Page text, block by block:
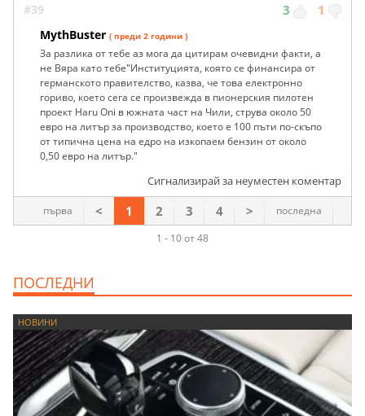
#39 3 1
MythBuster ( преди 2 години )
За разлика от тебе аз мога да цитирам очевидни факти, а
не Вяра като тебе"Институцията, която се финансира от
германското правителство, казва, че това електронно
гориво, което сега се произвежда в пионерския пилотен
проект Haru Oni в южната част на Чили, струва около 50
евро на литър за производство, което е 100 пъти по-скъпо
от типична цена на едро на изкопаем бензин от около
0,50 евро на литър."
Сигнализирай за неуместен коментар
1 - 10 от 48
първа < 1 2 3 4 > последна
ПОСЛЕДНИ
НОВИНИ